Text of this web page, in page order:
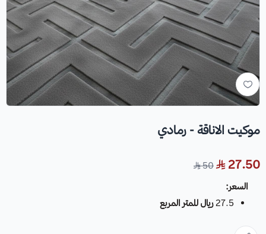
موكيت الاناقة - رمادي
27.50
50
السعر:
27.5 ريال للمتر المربع